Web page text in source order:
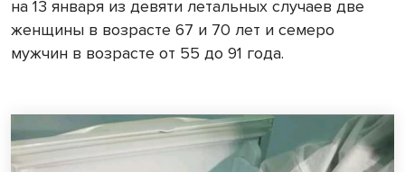
на 13 января из девяти летальных случаев две
женщины в возрасте 67 и 70 лет и семеро
мужчин в возрасте от 55 до 91 года.